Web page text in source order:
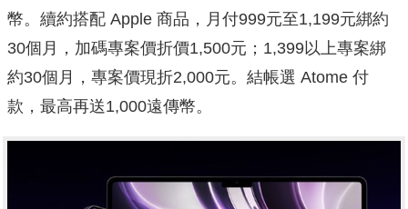
幣。續約搭配 Apple 商品，月付999元至1,199元綁約
30個月，加碼專案價折價1,500元；1,399以上專案綁
約30個月，專案價現折2,000元。結帳選 Atome 付
款，最高再送1,000遠傳幣。